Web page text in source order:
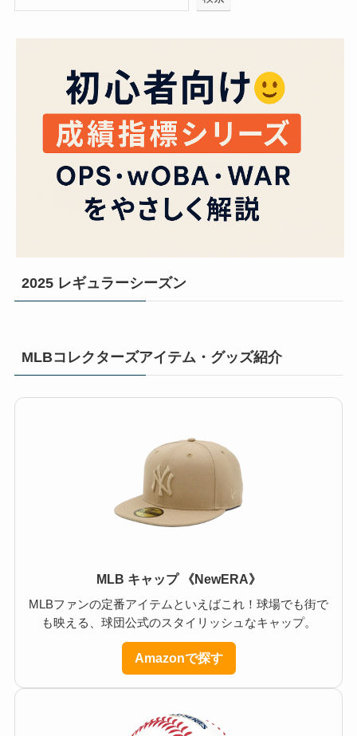
2025 レギュラーシーズン
MLBコレクターズアイテム・グッズ紹介
MLB キャップ 《NewERA》
MLBファンの定番アイテムといえばこれ！球場でも街で
も映える、球団公式のスタイリッシュなキャップ。
Amazonで探す